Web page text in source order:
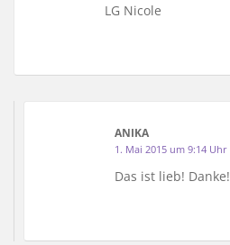
LG Nicole
ANIKA
1. Mai 2015 um 9:14 Uhr
Das ist lieb! Danke!